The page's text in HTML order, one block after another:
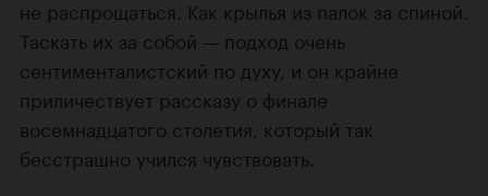
не распрощаться. Как крылья из палок за спиной.
Таскать их за собой — подход очень
сентименталистский по духу, и он крайне
приличествует рассказу о финале
восемнадцатого столетия, который так
бесстрашно учился чувствовать.